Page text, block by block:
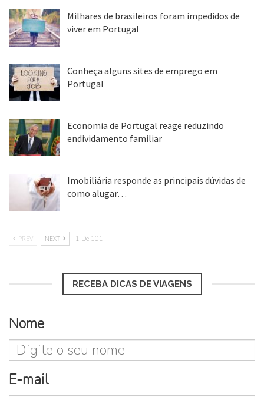
Milhares de brasileiros foram impedidos de
viver em Portugal
Conheça alguns sites de emprego em
Portugal
Economia de Portugal reage reduzindo
endividamento familiar
Imobiliária responde as principais dúvidas de
como alugar…
PREV NEXT 1 De 101
RECEBA DICAS DE VIAGENS
Nome
E-mail